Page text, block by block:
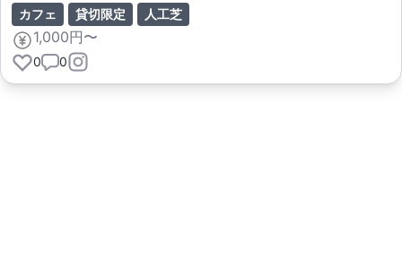
カフェ 貸切限定 人工芝
1,000円〜
0 0